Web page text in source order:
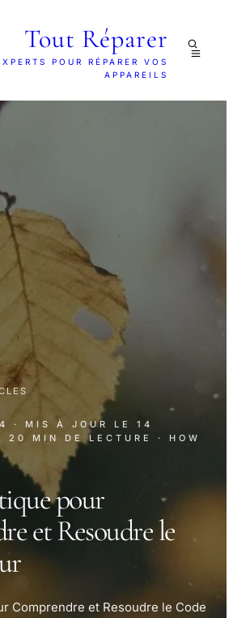
Tout Réparer
POUR RÉPARER VOS
APPAREILS
· MIS À JOUR LE 14
20 MIN DE LECTURE
· HOW
pour
et Resoudre le
Comprendre et Resoudre le Code